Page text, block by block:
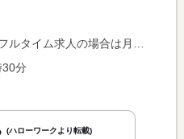
額）、パート求人の場合は時間額を表示しています。
30分
(ハローワークより転載)